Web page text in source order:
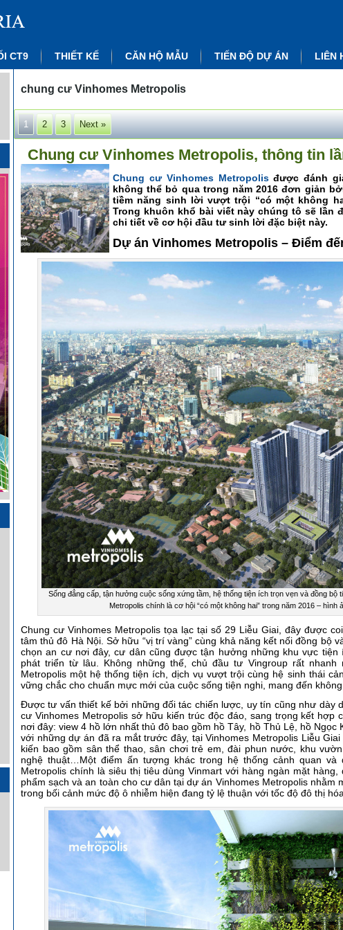
CT9 THIẾT KẾ CĂN HỘ MẪU TIẾN ĐỘ DỰ ÁN LIÊN
chung cư Vinhomes Metropolis
1 2 3 Next »
Chung cư Vinhomes Metropolis, thông tin
Chung cư Vinhomes Metropolisđược đánh
không thể bỏ qua trong năm 2016 đơn giản
tiềm năng sinh lời vượt trội “có một không
Trong khuôn khổ bài viết này chúng tô sẽ lần
chi tiết về cơ hội đầu tư sinh lời đặc biệt này.
Dự án Vinhomes Metropolis – Điểm
Sống đẳng cấp, tận hưởng cuộc sống xứng tầm, hệ thống tiện ích trọn vẹn và đồng bộ
Metropolis chính là cơ hội “có một không hai” trong năm 2016 – hình
Chung cư Vinhomes Metropolis tọa lạc tại số 29 Liễu Giai, đây được
tâm thủ đô Hà Nội. Sở hữu “vị trí vàng” cùng khả năng kết nối đồng bộ
chọn an cư nơi đây, cư dân cũng được tận hưởng những khu vực
phát triển từ lâu. Không những thế, chủ đầu tư Vingroup rất
Metropolis một hệ thống tiện ích, dịch vụ vượt trội cùng hệ sinh thái
vững chắc cho chuẩn mực mới của cuộc sống tiện nghi, mang đến
Được tư vấn thiết kế bởi những đối tác chiến lược, uy tín cũng như dày
cư Vinhomes Metropolis sở hữu kiến trúc độc đáo, sang trọng kết hợp
nơi đây: view 4 hồ lớn nhất thủ đô bao gồm hồ Tây, hồ Thủ Lệ, hồ Ngọc
với những dự án đã ra mắt trước đây, tại Vinhomes Metropolis Liễu
kiến bao gồm sân thể thao, sân chơi trẻ em, đài phun nước, khu
nghệ thuật…Một điểm ấn tượng khác trong hệ thống cảnh quan và
Metropolis chính là siêu thị tiêu dùng Vinmart với hàng ngàn mặt
phẩm sạch và an toàn cho cư dân tại dự án Vinhomes Metropolis nhằm
trong bối cảnh mức độ ô nhiễm hiện đang tỷ lệ thuận với tốc độ đô thị hóa.